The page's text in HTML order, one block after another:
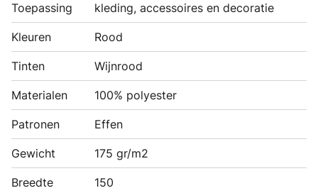
Toepassing kleding, accessoires en decoratie
Kleuren Rood
Tinten Wijnrood
Materialen 100% polyester
Patronen Effen
Gewicht 175 gr/m2
Breedte 150